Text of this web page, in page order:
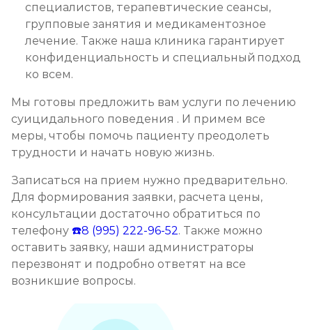
специалистов, терапевтические сеансы,
групповые занятия и медикаментозное
лечение. Также наша клиника гарантирует
конфиденциальность и специальный подход
ко всем.
Мы готовы предложить вам услуги по лечению
суицидального поведения . И примем все
меры, чтобы помочь пациенту преодолеть
трудности и начать новую жизнь.
Записаться на прием нужно предварительно.
Для формирования заявки, расчета цены,
консультации достаточно обратиться по
телефону ☎️8 (995) 222-96-52. Также можно
оставить заявку, наши администраторы
перезвонят и подробно ответят на все
возникшие вопросы.